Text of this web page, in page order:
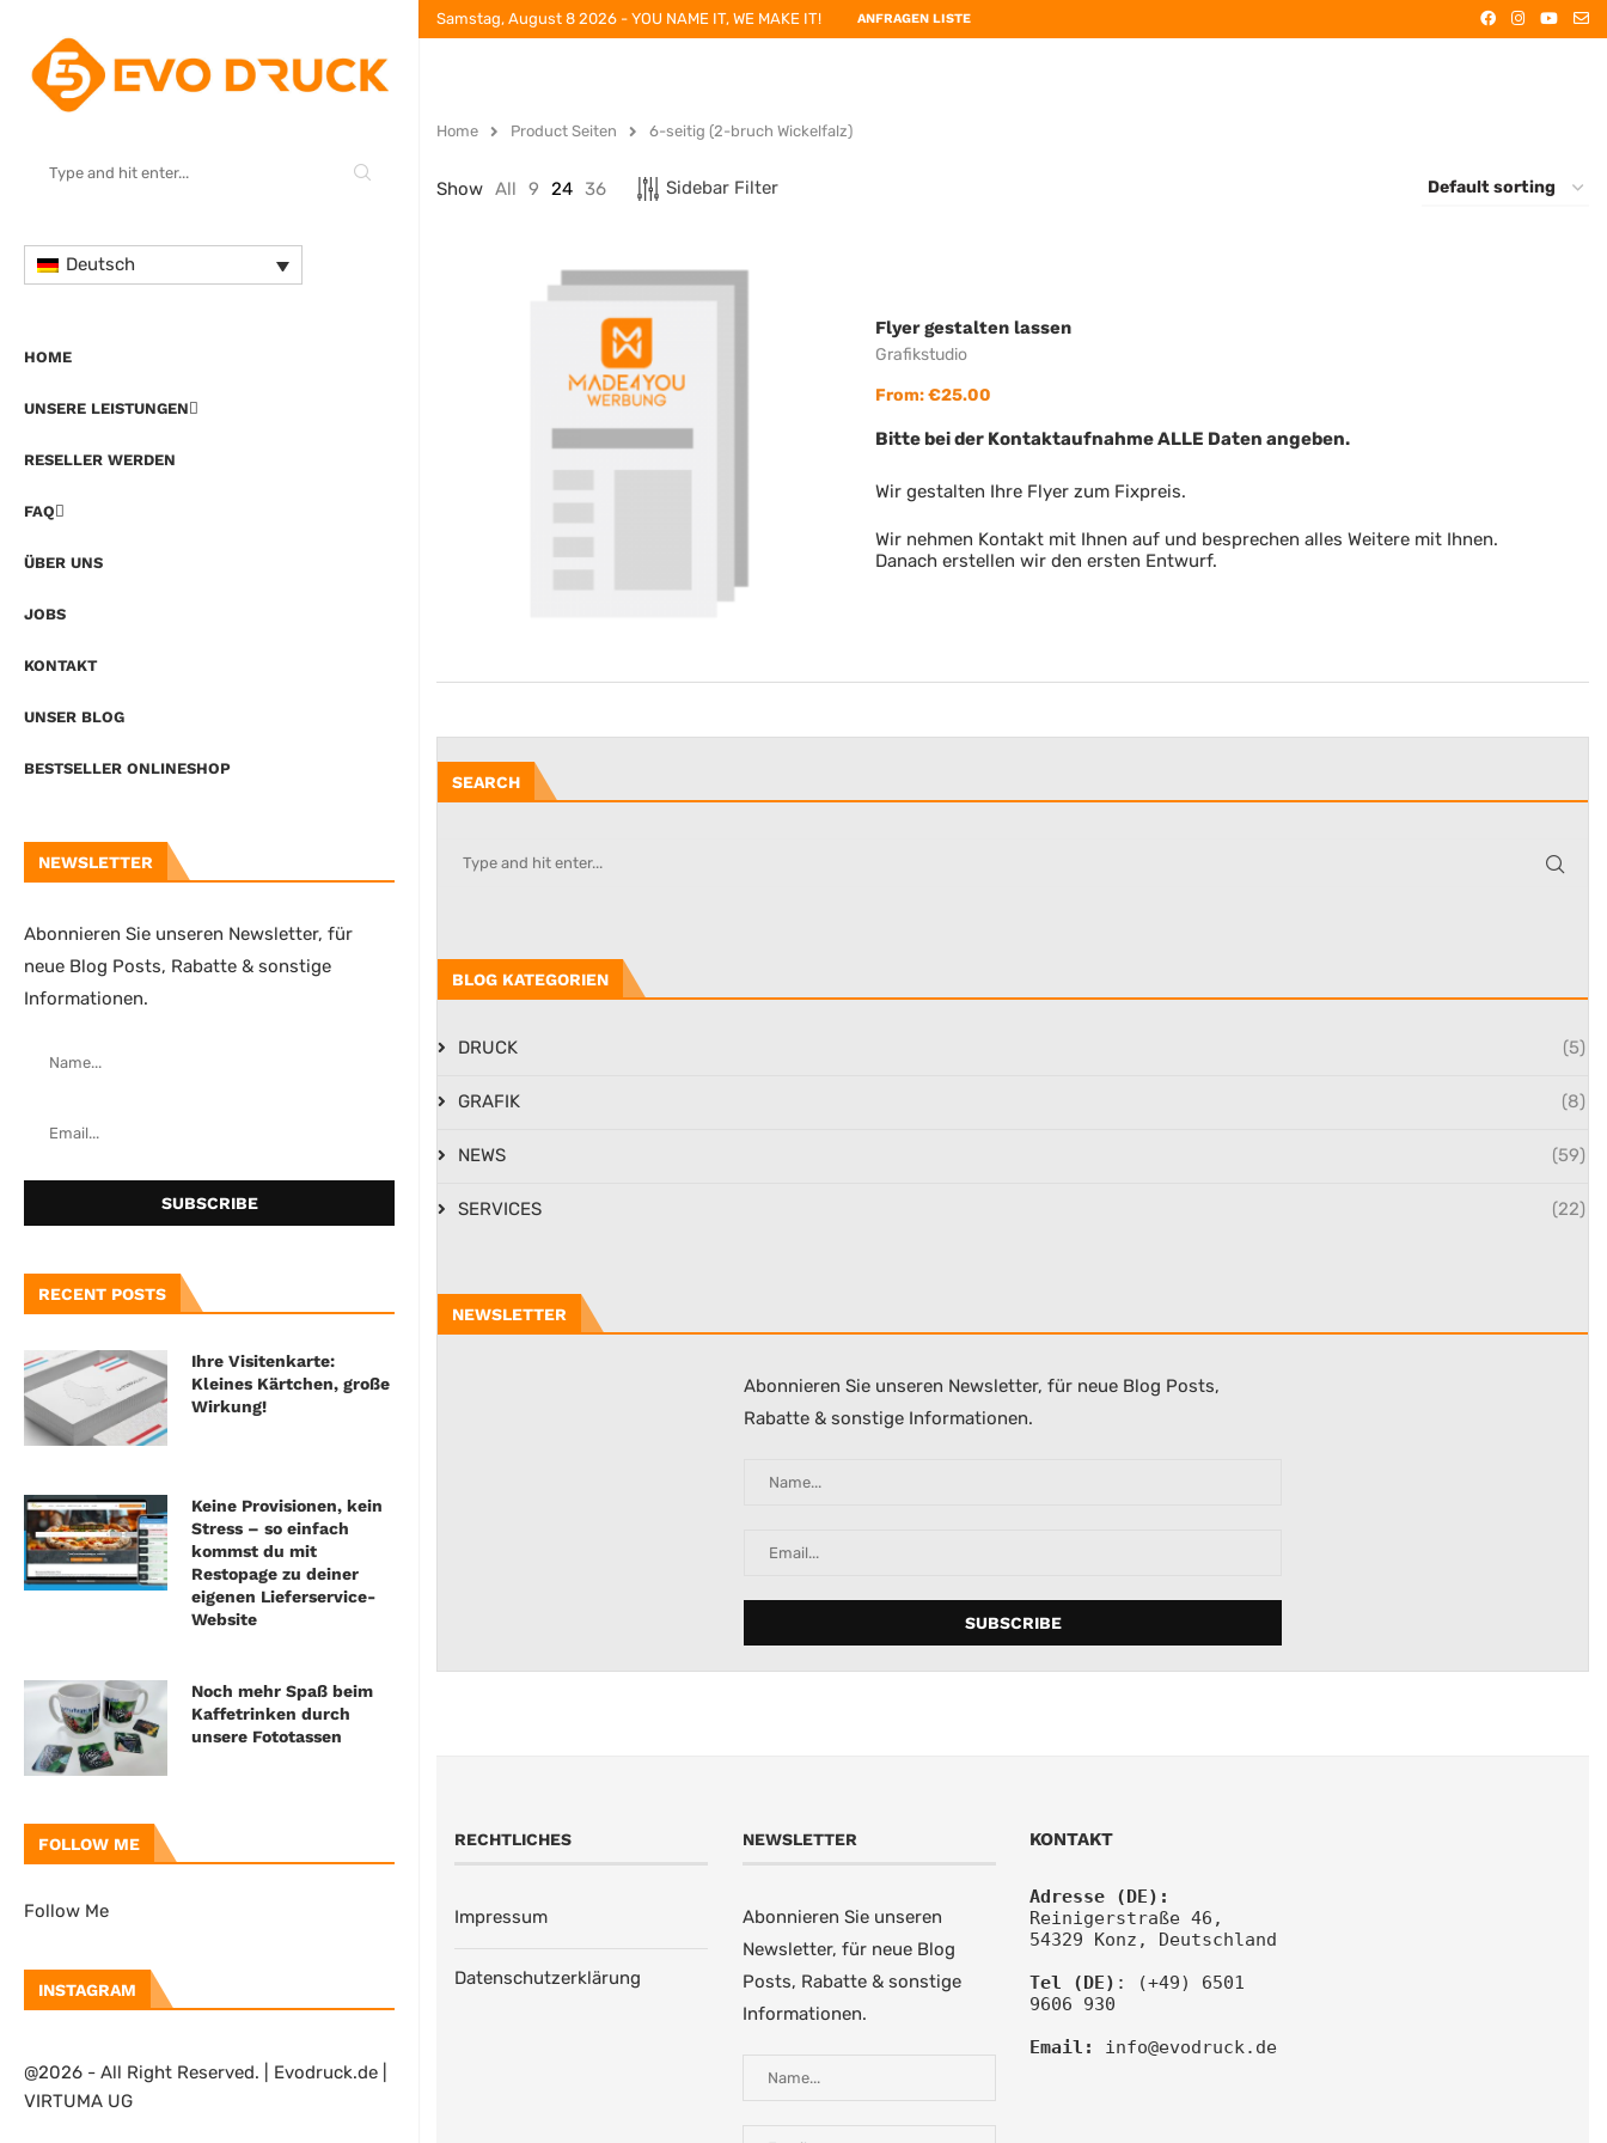
Deutsch
HOME
UNSERE LEISTUNGEN
RESELLER WERDEN
FAQ
ÜBER UNS
JOBS
KONTAKT
UNSER BLOG
BESTSELLER ONLINESHOP
NEWSLETTER
Abonnieren Sie unseren Newsletter, für
neue Blog Posts, Rabatte & sonstige
Informationen.
RECENT POSTS
Ihre Visitenkarte:
Kleines Kärtchen, große
Wirkung!
Keine Provisionen, kein
Stress – so einfach
kommst du mit
Restopage zu deiner
eigenen Lieferservice-
Website
Noch mehr Spaß beim
Kaffetrinken durch
unsere Fototassen
FOLLOW ME
Follow Me
INSTAGRAM
@2026 - All Right Reserved. | Evodruck.de |
VIRTUMA UG
Samstag, August 8 2026 - YOU NAME IT, WE MAKE IT! ANFRAGEN LISTE
Home Product Seiten 6-seitig (2-bruch Wickelfalz)
Show All 9 24 36 Sidebar Filter
Flyer gestalten lassen
Grafikstudio
From:€25.00
Bitte bei der Kontaktaufnahme ALLE Daten angeben.
Wir gestalten Ihre Flyer zum Fixpreis.
Wir nehmen Kontakt mit Ihnen auf und besprechen alles Weitere mit Ihnen.
Danach erstellen wir den ersten Entwurf.
SEARCH
BLOG KATEGORIEN
DRUCK (5)
GRAFIK (8)
NEWS (59)
SERVICES (22)
NEWSLETTER
Abonnieren Sie unseren Newsletter, für neue Blog Posts,
Rabatte & sonstige Informationen.
RECHTLICHES
Impressum
Datenschutzerklärung
NEWSLETTER
Abonnieren Sie unseren
Newsletter, für neue Blog
Posts, Rabatte & sonstige
Informationen.
KONTAKT
Adresse (DE):
Reinigerstraße 46,
54329 Konz, Deutschland
Tel (DE) : (+49) 6501
9606 930
Email:
info@evodruck.de